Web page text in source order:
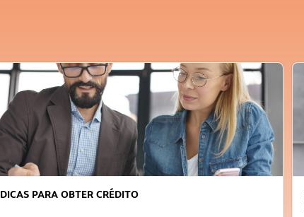
DICAS PARA OBTER CRÉDITO